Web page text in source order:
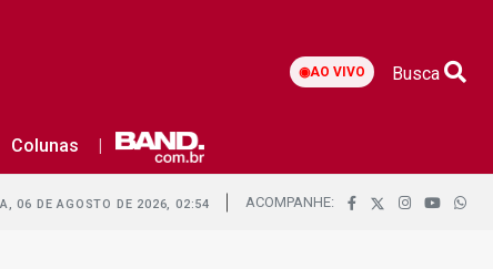
◉AO VIVO Busca
Colunas
06 DE AGOSTO DE 2026, 02:54 ACOMPANHE: